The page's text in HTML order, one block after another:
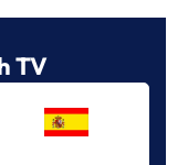
TV